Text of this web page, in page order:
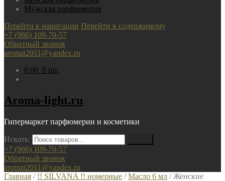
Мужская парфюмерия
Перейти к навигации Перейти к содержимому
+7 (966) 109-70-57
Обратный звонок
aromat2011@yandex.ru
0.00 0 шт.
Aroma-light.ru
Гипермаркет парфюмерии и косметики
Искать:
+7 (966) 109-70-57
Обратный звонок
aromat2011@yandex.ru
Главная / !! SILVANA !! номерные /Масло 6 мл / Женские